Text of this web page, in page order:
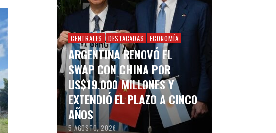
CENTRALES DESTACADAS ECONOMÍA
ARGENTINA RENOVÓ EL
SWAP CON CHINA POR
US$19.000 MILLONES Y
EXTENDIÓ EL PLAZO A CINCO
AÑOS
5 AGOSTO, 2026